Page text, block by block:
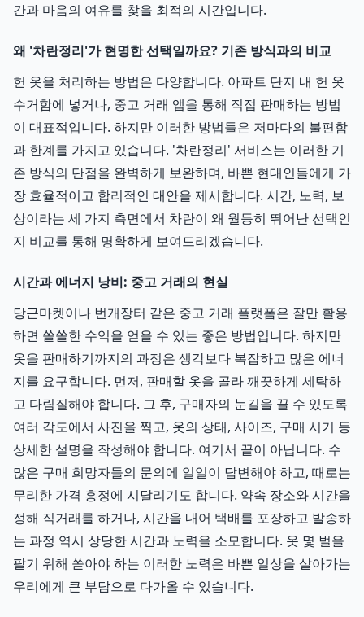
간과 마음의 여유를 찾을 최적의 시간입니다.
왜 '차란정리'가 현명한 선택일까요? 기존 방식과의 비교
헌 옷을 처리하는 방법은 다양합니다. 아파트 단지 내 헌 옷
수거함에 넣거나, 중고 거래 앱을 통해 직접 판매하는 방법
이 대표적입니다. 하지만 이러한 방법들은 저마다의 불편함
과 한계를 가지고 있습니다. '차란정리' 서비스는 이러한 기
존 방식의 단점을 완벽하게 보완하며, 바쁜 현대인들에게 가
장 효율적이고 합리적인 대안을 제시합니다. 시간, 노력, 보
상이라는 세 가지 측면에서 차란이 왜 월등히 뛰어난 선택인
지 비교를 통해 명확하게 보여드리겠습니다.
시간과 에너지 낭비: 중고 거래의 현실
당근마켓이나 번개장터 같은 중고 거래 플랫폼은 잘만 활용
하면 쏠쏠한 수익을 얻을 수 있는 좋은 방법입니다. 하지만
옷을 판매하기까지의 과정은 생각보다 복잡하고 많은 에너
지를 요구합니다. 먼저, 판매할 옷을 골라 깨끗하게 세탁하
고 다림질해야 합니다. 그 후, 구매자의 눈길을 끌 수 있도록
여러 각도에서 사진을 찍고, 옷의 상태, 사이즈, 구매 시기 등
상세한 설명을 작성해야 합니다. 여기서 끝이 아닙니다. 수
많은 구매 희망자들의 문의에 일일이 답변해야 하고, 때로는
무리한 가격 흥정에 시달리기도 합니다. 약속 장소와 시간을
정해 직거래를 하거나, 시간을 내어 택배를 포장하고 발송하
는 과정 역시 상당한 시간과 노력을 소모합니다. 옷 몇 벌을
팔기 위해 쏟아야 하는 이러한 노력은 바쁜 일상을 살아가는
우리에게 큰 부담으로 다가올 수 있습니다.